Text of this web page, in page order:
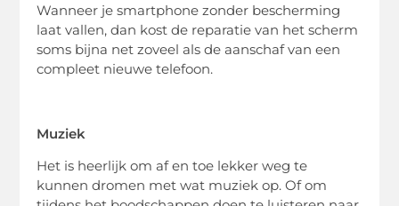
Wanneer je smartphone zonder bescherming
laat vallen, dan kost de reparatie van het scherm
soms bijna net zoveel als de aanschaf van een
compleet nieuwe telefoon.
Muziek
Het is heerlijk om af en toe lekker weg te
kunnen dromen met wat muziek op. Of om